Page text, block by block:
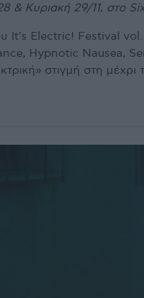
& Κυριακή 29/11, στο
It's Electric! Festival
Hypnotic Nausea,
στιγμή στη μέχρι